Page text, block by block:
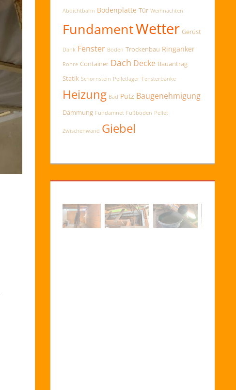
Abdichtbahn Bodenplatte Tür Weihnachten
FundamentWetter Gerüst
Dank Fenster Boden Trockenbau Ringanker
Rohre Container Dach Decke Bauantrag
Statik Schornstein Pelletlager Fensterbänke
Heizung Bad Putz Baugenehmigung
Dämmung Fundamnet Fußboden Pellet
Zwischenwand Giebel